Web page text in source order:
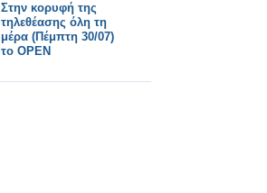
Στην κορυφή της
τηλεθέασης όλη τη
μέρα (Πέμπτη 30/07)
το OPEN